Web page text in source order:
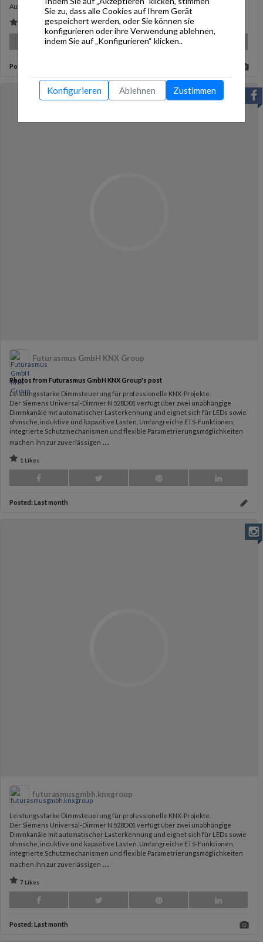
Automatische Schutzfunktionen, flexible ETS-Parametrierung...
Posted:
Futurasmus GmbH KNX Group
Photos from Futurasmus GmbH KNX Group's post
Leistungsstarke Dimmsteuerung für professionelle KNX-Projekte.
Der Siemens Universal-Dimmer N 528D01 verfügt über zwei unabhängige
Dimmkanäle mit automatischer Lasterkennung und eignet sich für LEDs sowie
ohmsche, induktive und kapazitive Lasten. Umfangreiche ETS-Funktionen,
integrierte Schutzmechanismen und flexible Parametrierungsmöglichkeiten
machen ihn zur zuverlässigen ...
1 Likes
Posted: Last month
futurasmusgmbh.knxgroup
Leistungsstarke Dimmsteuerung für professionelle KNX-Projekte.
Der Siemens Universal-Dimmer N 528D01 verfügt über zwei unabhängige
Dimmkanäle mit automatischer Lasterkennung und eignet sich für LEDs sowie
ohmsche, induktive und kapazitive Lasten. Umfangreiche ETS-Funktionen,
integrierte Schutzmechanismen und flexible Parametrierungsmöglichkeiten
machen ihn zur zuverlässigen ...
7 Likes
Posted: Last month
Sie zu, dass alle Cookies auf Ihrem Gerät
gespeichert werden, oder Sie können sie
konfigurieren oder ihre Verwendung ablehnen,
indem Sie auf „Konfigurieren“ klicken..
Konfigurieren Ablehnen Zustimmen